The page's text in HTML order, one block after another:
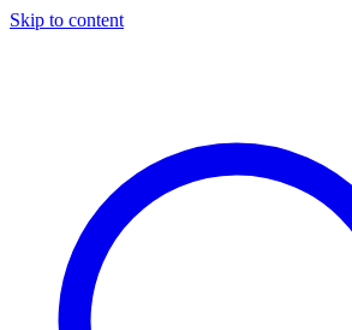
Skip to content